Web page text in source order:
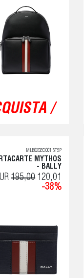
/
MLB02SEC001I5T5P
MYTHOS
- BALLY
195,00120,01
-38%